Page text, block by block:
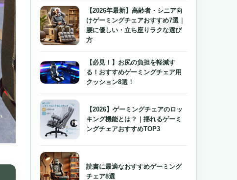
【2026年最新】高齢者・シニア向
けゲーミングチェアおすすめ7選｜
腰に優しい・立ち座りラクな選び
方
【必見！】お尻の負担を軽減す
る！おすすめゲーミングチェア用
クッション8選！
【2026】ゲーミングチェアのロッ
キング機能とは？｜揺れるゲーミ
ングチェアおすすめTOP3
読書に最適なおすすめゲーミング
チェア8選